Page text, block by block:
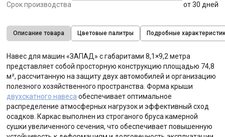
Срок производства
от 30 дней
Описание товара Цветовые палитры Подробные
Навес для машин «ЗАПАД» с габаритами 8,1×9,2 метра
представляет собой просторную конструкцию площадью 74,8
м², рассчитанную на защиту двух автомобилей и организацию
полезного хозяйственного пространства. Форма крыши
двухскатного навеса обеспечивает оптимальное
распределение атмосферных нагрузок и эффективный сход
осадков. Каркас выполнен из строганого бруса камерной
сушки увеличенного сечения, что обеспечивает повышенную